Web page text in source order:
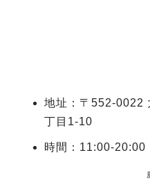
地址：〒552-0022
丁目1-10
時間：11:00-20:00